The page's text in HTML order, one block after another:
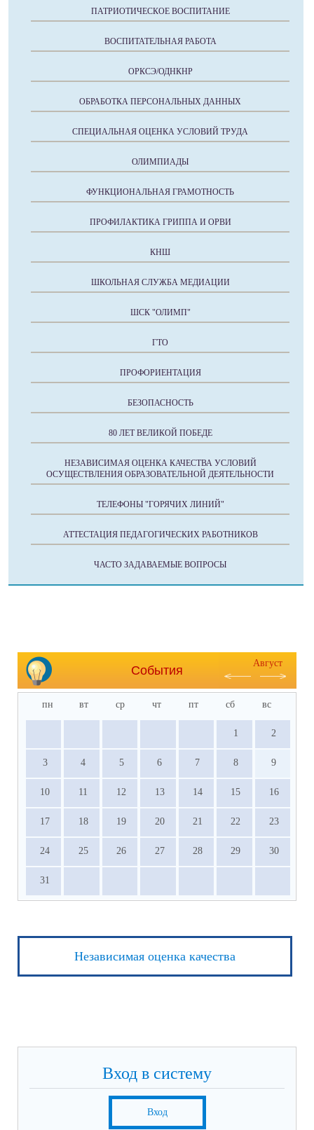
ПАТРИОТИЧЕСКОЕ ВОСПИТАНИЕ
ВОСПИТАТЕЛЬНАЯ РАБОТА
ОРКСЭ/ОДНКНР
ОБРАБОТКА ПЕРСОНАЛЬНЫХ ДАННЫХ
СПЕЦИАЛЬНАЯ ОЦЕНКА УСЛОВИЙ ТРУДА
ОЛИМПИАДЫ
ФУНКЦИОНАЛЬНАЯ ГРАМОТНОСТЬ
ПРОФИЛАКТИКА ГРИППА И ОРВИ
КНШ
ШКОЛЬНАЯ СЛУЖБА МЕДИАЦИИ
ШСК "ОЛИМП"
ГТО
ПРОФОРИЕНТАЦИЯ
БЕЗОПАСНОСТЬ
80 ЛЕТ ВЕЛИКОЙ ПОБЕДЕ
НЕЗАВИСИМАЯ ОЦЕНКА КАЧЕСТВА УСЛОВИЙ
ОСУЩЕСТВЛЕНИЯ ОБРАЗОВАТЕЛЬНОЙ ДЕЯТЕЛЬНОСТИ
ТЕЛЕФОНЫ "ГОРЯЧИХ ЛИНИЙ"
АТТЕСТАЦИЯ ПЕДАГОГИЧЕСКИХ РАБОТНИКОВ
ЧАСТО ЗАДАВАЕМЫЕ ВОПРОСЫ
События
Август
пн вт ср чт пт сб вс
1 2
3 4 5 6 7 8 9
10 11 12 13 14 15 16
17 18 19 20 21 22 23
24 25 26 27 28 29 30
31
Независимая оценка качества
Вход в систему
Вход